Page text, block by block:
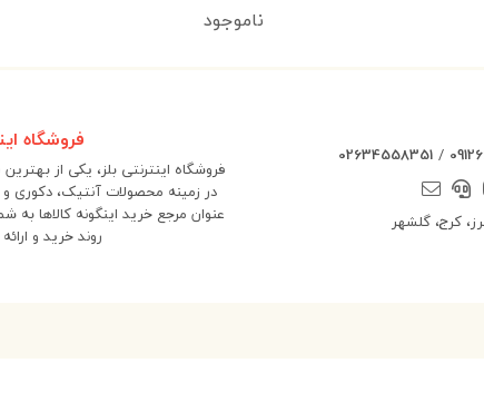
ناموجود
/
02634558351
کرج، گلشهر
فروشگاه
فروشگاه اینترنتی بلز، یکی از
در زمینه محصولات آنتیک، دکوری
عنوان مرجع خرید اینگونه کالاها
روند خرید و ارائه